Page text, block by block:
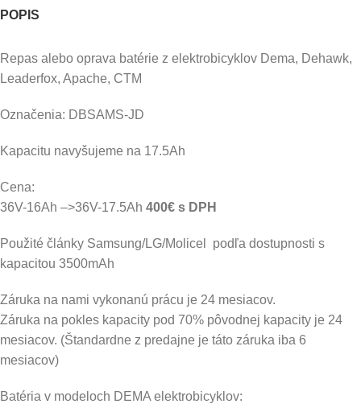
POPIS
Repas alebo oprava batérie z elektrobicyklov Dema, Dehawk,
Leaderfox, Apache, CTM
Označenia: DBSAMS-JD
Kapacitu navyšujeme na 17.5Ah
Cena:
36V-16Ah –>36V-17.5Ah 400€ s DPH
Použité články Samsung/LG/Molicel podľa dostupnosti s
kapacitou 3500mAh
Záruka na nami vykonanú prácu je 24 mesiacov.
Záruka na pokles kapacity pod 70% pôvodnej kapacity je 24
mesiacov. (Štandardne z predajne je táto záruka iba 6
mesiacov)
Batéria v modeloch DEMA elektrobicyklov: